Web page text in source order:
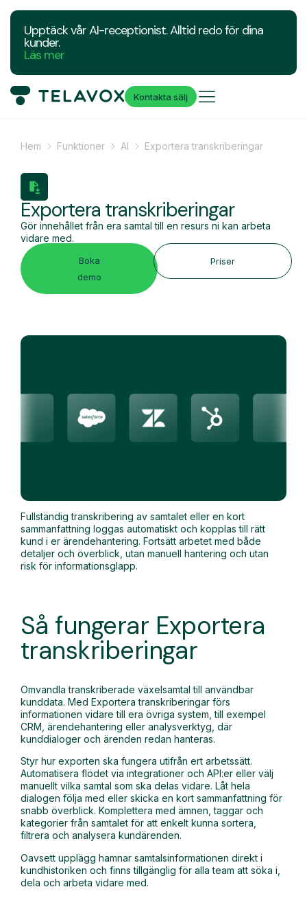
Upptäck vår AI-receptionist. Alltid redo för dina
kunder.
Läs mer
Kontakta sälj
Hem Funktioner AI Exportera transkriberingar
Exportera transkriberingar
Gör innehållet från era samtal till en resurs ni kan arbeta
vidare med.
Boka
demo
Priser
Fullständig transkribering av samtalet eller en kort
sammanfattning loggas automatiskt och kopplas till rätt
kund i er ärendehantering. Fortsätt arbetet med både
detaljer och överblick, utan manuell hantering och utan
risk för informationsglapp.
Så fungerar Exportera
transkriberingar
Omvandla transkriberade växelsamtal till användbar
kunddata. Med Exportera transkriberingar förs
informationen vidare till era övriga system, till exempel
CRM, ärendehantering eller analysverktyg, där
kunddialoger och ärenden redan hanteras.
Styr hur exporten ska fungera utifrån ert arbetssätt.
Automatisera flödet via integrationer och API:er eller välj
manuellt vilka samtal som ska delas vidare. Låt hela
dialogen följa med eller skicka en kort sammanfattning för
snabb överblick. Komplettera med ämnen, taggar och
kategorier från samtalet för att enkelt kunna sortera,
filtrera och analysera kundärenden.
Oavsett upplägg hamnar samtalsinformationen direkt i
kundhistoriken och finns tillgänglig för alla team att söka i,
dela och arbeta vidare med.